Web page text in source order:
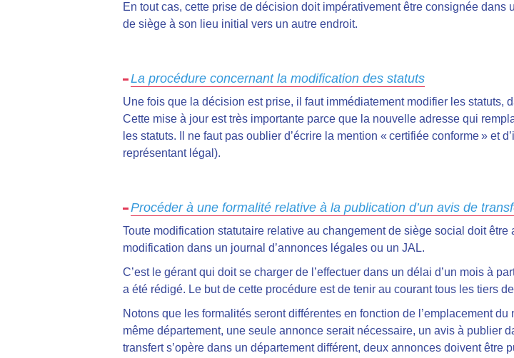
En tout cas, cette prise de décision doit impérativement être consignée dans
de siège à son lieu initial vers un autre endroit.
La procédure concernant la modification des statuts
Une fois que la décision est prise, il faut immédiatement modifier les statuts,
Cette mise à jour est très importante parce que la nouvelle adresse qui
les statuts. Il ne faut pas oublier d’écrire la mention « certifiée conforme » et
représentant légal).
Procéder à une formalité relative à la publication d’un avis de
Toute modification statutaire relative au changement de siège social doit
modification dans un journal d’annonces légales ou un JAL.
C’est le gérant qui doit se charger de l’effectuer dans un délai d’un mois à
a été rédigé. Le but de cette procédure est de tenir au courant tous les tiers
Notons que les formalités seront différentes en fonction de l’emplacement du
même département, une seule annonce serait nécessaire, un avis à publier
transfert s’opère dans un département différent, deux annonces doivent être